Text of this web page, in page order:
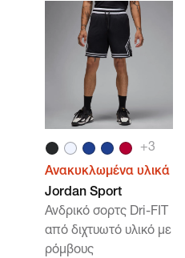
+3
Ανακυκλωμένα υλικά
Jordan Sport
Ανδρικό σορτς Dri-FIT
από διχτυωτό υλικό με
ρόμβους